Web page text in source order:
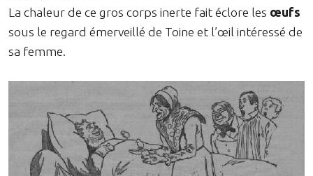
La chaleur de ce gros corps inerte fait éclore les œufs
sous le regard émerveillé de Toine et l’œil intéressé de
sa femme.